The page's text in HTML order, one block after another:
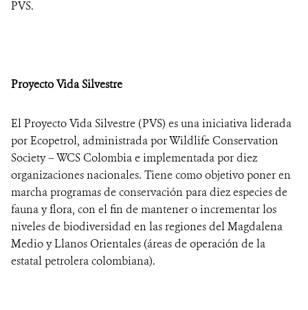
PVS.
Proyecto Vida Silvestre
El Proyecto Vida Silvestre (PVS) es una iniciativa liderada
por Ecopetrol, administrada por Wildlife Conservation
Society – WCS Colombia e implementada por diez
organizaciones nacionales. Tiene como objetivo poner en
marcha programas de conservación para diez especies de
fauna y flora, con el fin de mantener o incrementar los
niveles de biodiversidad en las regiones del Magdalena
Medio y Llanos Orientales (áreas de operación de la
estatal petrolera colombiana).